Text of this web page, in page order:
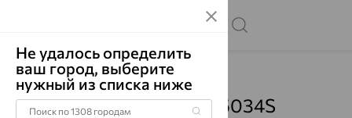
Главная Каталог Кольца Без вставок
Кольцо, золото, 01К0115034S
Не удалось определить
ваш город, выберите
нужный из списка ниже